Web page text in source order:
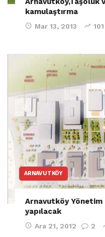
kamulaştırma
Mar 13, 2013 101
ARNAVUTKÖY
Arnavutköy Yönetim
yapılacak
Ara 21, 2012 2